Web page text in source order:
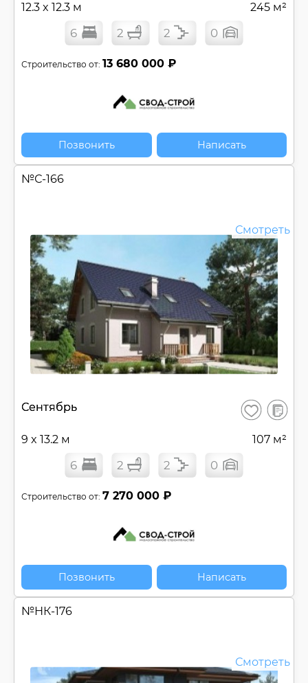
12.3 x 12.3 м 245 м²
6 2 2 0
Строительство от: 13 680 000 ₽
Позвонить Написать
№С-166
Смотреть
Сентябрь Сохранить
В
9 x 13.2 м 107 м²
6 2 2 0
Строительство от: 7 270 000 ₽
Позвонить Написать
№НК-176
Смотреть